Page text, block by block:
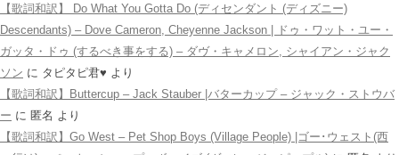
【歌詞和訳】 Do What You Gotta Do (ディセンダント (ディズニー)
Descendants) – Dove Cameron, Cheyenne Jackson | ドゥ・ワット・ユー・
ガッタ・ドゥ (するべき事をする) – ダヴ・キャメロン, シャイアン・ジャク
ソン に タピタピ君♥️ より
【歌詞和訳】Buttercup – Jack Stauber |バターカップ – ジャック・ストウバ
ー に 匿名 より
【歌詞和訳】Go West – Pet Shop Boys (Village People) |ゴー･ウェスト(西